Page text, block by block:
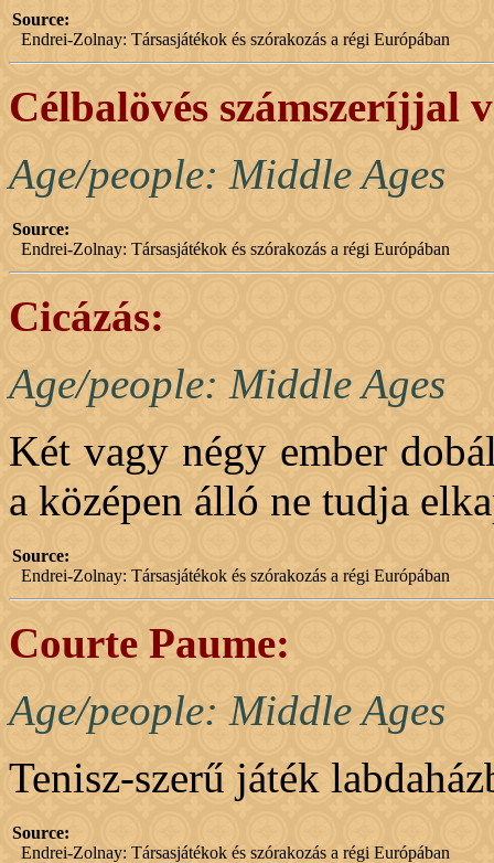
Source:
Endrei-Zolnay: Társasjátékok és szórakozás a régi Európában
Célbalövés számszeríjjal
Age/people: Middle Ages
Source:
Endrei-Zolnay: Társasjátékok és szórakozás a régi Európában
Cicázás:
Age/people: Middle Ages
Két vagy négy ember
a középen álló ne tudja
Source:
Endrei-Zolnay: Társasjátékok és szórakozás a régi Európában
Courte Paume:
Age/people: Middle Ages
Tenisz-szerű játék
Source:
Endrei-Zolnay: Társasjátékok és szórakozás a régi Európában